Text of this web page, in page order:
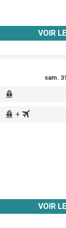
VOIR
sam.
+
VOIR